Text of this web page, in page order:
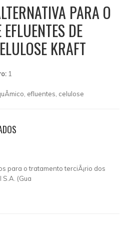
PARA O
DE
KRAFT
1
efluentes, celulose
para o tratamento terciÃ¡rio dos
S.A. (Gua